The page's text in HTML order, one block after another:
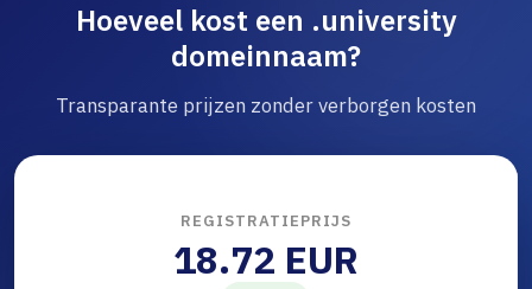
Hoeveel kost een .university
domeinnaam?
Transparante prijzen zonder verborgen kosten
REGISTRATIEPRIJS
18.72 EUR